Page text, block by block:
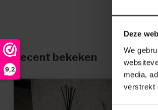
Deze
We
media,
verstrekt
9,2
Recent bekeken